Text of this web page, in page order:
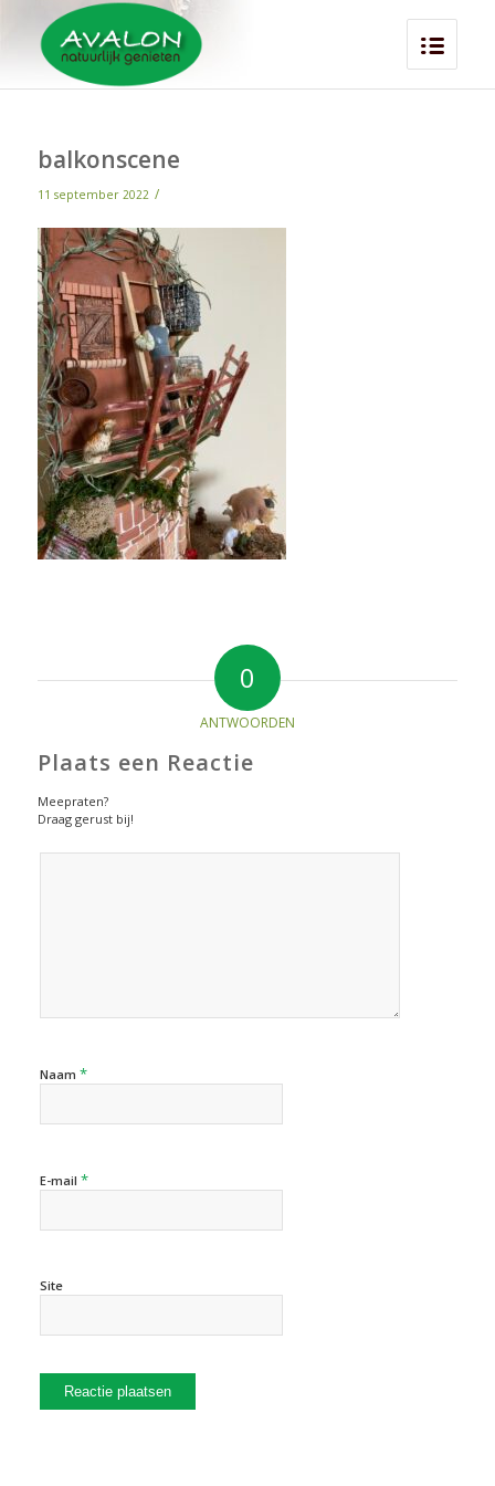
balkonscene
11 september 2022 /
0
ANTWOORDEN
Plaats een Reactie
Meepraten?
Draag gerust bij!
Naam *
E-mail *
Site